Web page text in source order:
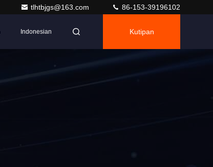
tlhtbjgs@163.com 86-153-39196102
Indonesian Kutipan